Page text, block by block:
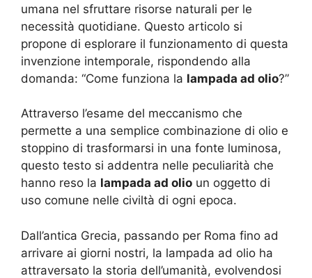
umana nel sfruttare risorse naturali per le
necessità quotidiane. Questo articolo si
propone di esplorare il funzionamento di questa
invenzione intemporale, rispondendo alla
domanda: “Come funziona la lampada ad olio?”
Attraverso l’esame del meccanismo che
permette a una semplice combinazione di olio e
stoppino di trasformarsi in una fonte luminosa,
questo testo si addentra nelle peculiarità che
hanno reso la lampada ad olio un oggetto di
uso comune nelle civiltà di ogni epoca.
Dall’antica Grecia, passando per Roma fino ad
arrivare ai giorni nostri, la lampada ad olio ha
attraversato la storia dell’umanità, evolvendosi